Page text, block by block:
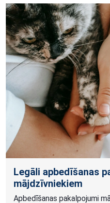
Legāli apbedīšanas
mājdzīvniekiem
Apbedīšanas pakalpojumi